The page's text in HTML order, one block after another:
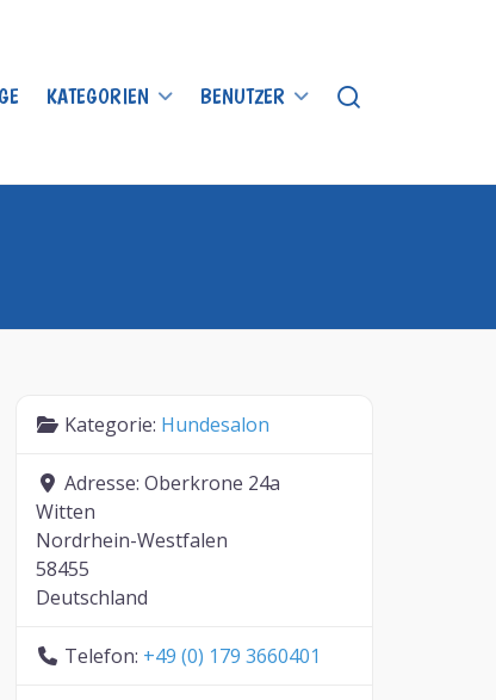
KATEGORIEN BENUTZER
Kategorie: Hundesalon
Adresse:Oberkrone 24a
Witten
Nordrhein-Westfalen
58455
Deutschland
Telefon: +49 (0) 179 3660401